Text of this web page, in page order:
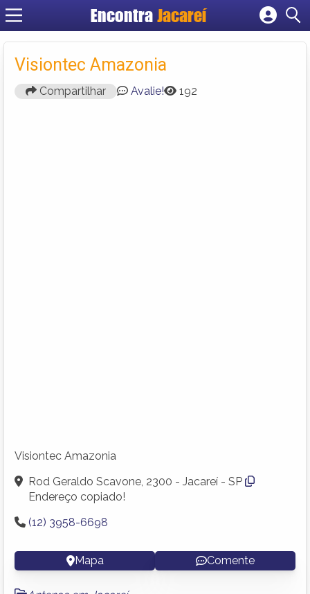
Encontra Jacareí
Cadastrar empresa
Criar conta
Visiontec Amazonia
Compartilhar Avalie! 192
Visiontec Amazonia
Rod Geraldo Scavone, 2300 - Jacareí - SP
Endereço copiado!
(12) 3958-6698
Mapa Comente